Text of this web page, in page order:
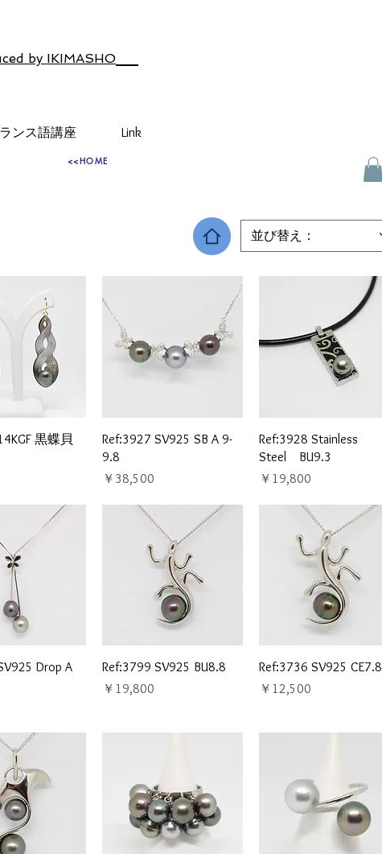
by IKIMASHO
ンス語講座 Link
<<HOME
並び替え：
クビュー黒蝶貝
クイックビュー
Ref:3927 SV925 SB A 9-
9.8
価格
￥38,500
クイックビュー
Ref:3928 Stainless
Steel BU9.3
価格
￥19,800
クビューDrop A
クイックビュー
Ref:3799 SV925 BU8.8
価格
￥19,800
クイックビュー
Ref:3736 SV925 CE7.8
価格
￥12,500